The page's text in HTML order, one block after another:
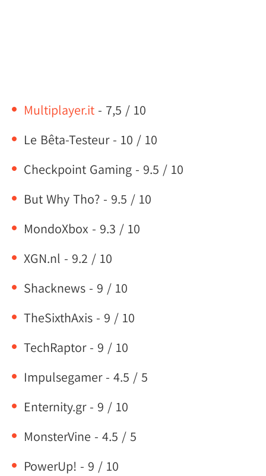
Multiplayer.it - 7,5 / 10
Le Bêta-Testeur - 10 / 10
Checkpoint Gaming - 9.5 / 10
But Why Tho? - 9.5 / 10
MondoXbox - 9.3 / 10
XGN.nl - 9.2 / 10
Shacknews - 9 / 10
TheSixthAxis - 9 / 10
TechRaptor - 9 / 10
Impulsegamer - 4.5 / 5
Enternity.gr - 9 / 10
MonsterVine - 4.5 / 5
PowerUp! - 9 / 10